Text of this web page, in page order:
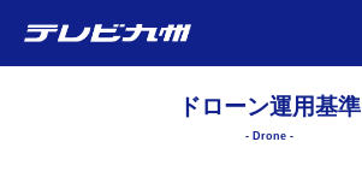
ドローン運用基準
- Drone -